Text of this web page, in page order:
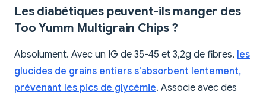
Les diabétiques peuvent-ils manger des
Too Yumm Multigrain Chips ?
Absolument. Avec un IG de 35-45 et 3,2g de fibres, les
glucides de grains entiers s'absorbent lentement,
prévenant les pics de glycémie. Associe avec des